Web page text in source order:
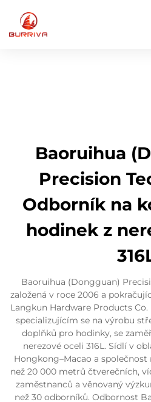
Baoruihua
Precision
Odborník na
hodinek z
Baoruihua (Dongguan)
založená v roce 2006 a
Langkun Hardware Products
specializujícím se na výrobu
doplňků pro hodinky, se
nerezové oceli 316L. Sídlí v
Hongkong–Macao a
než 20 000 metrů čtverečních,
zaměstnanců a věnovaný
než 30 odborníků. Odbornost